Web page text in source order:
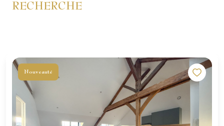
RECHERCHE
Nouveauté